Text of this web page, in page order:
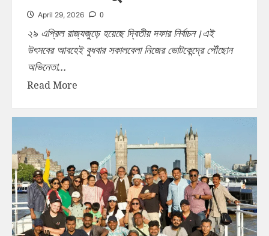
April 29, 2026 0
২৯ এপ্রিল রাজ্যজুড়ে হয়েছে দ্বিতীয় দফার নির্বাচন।এই
উৎসবের আবহেই বুধবার সকালবেলা নিজের ভোটকেন্দ্রে পৌঁছোন
অভিনেতা...
Read More